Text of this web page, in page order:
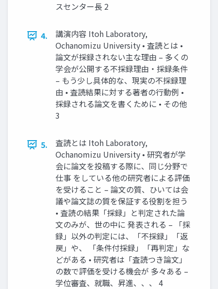
スセンター長 2
4.
講演内容 Itoh Laboratory,
Ochanomizu University • 査読とは •
論文が採録されない主な理由 – 多くの
学会が公開する不採録理由・採録条件
– もう少し具体的な、現実の不採録理
由 • 査読結果に対する著者の行動例 •
採録される論文を書くために • その他
3
5.
査読とは Itoh Laboratory,
Ochanomizu University • 研究者が学
会に論文を投稿する際に、同じ分野で
仕事 をしている他の研究者による評価
を受けること – 論文の質、ひいては会
議や論文誌の質を保証する役割を担う
• 査読の結果「採録」と判定された論
文のみが、世の中に 発表される – 「採
録」以外の判定には、「不採録」「返
戻」や、 「条件付採録」「再判定」な
どがある • 研究者は「査読つき論文」
の数で評価を受ける機会が 多々ある –
学位審査、就職、昇進、、、 4